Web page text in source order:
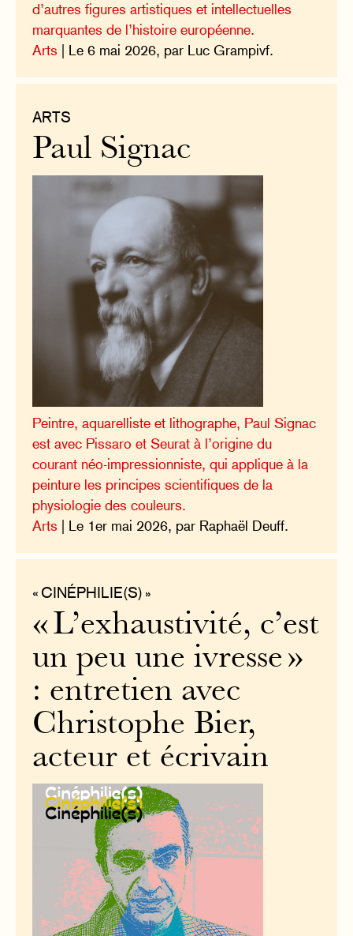
d’autres figures artistiques et intellectuelles
marquantes de l’histoire européenne.
Arts | Le 6 mai 2026, par Luc Grampivf.
ARTS
Paul Signac
Peintre, aquarelliste et lithographe, Paul Signac
est avec Pissaro et Seurat à l’origine du
courant néo-impressionniste, qui applique à la
peinture les principes scientifiques de la
physiologie des couleurs.
Arts | Le 1er mai 2026, par Raphaël Deuff.
« CINÉPHILIE(S) »
« L’exhaustivité, c’est
un peu une ivresse »
: entretien avec
Christophe Bier,
acteur et écrivain